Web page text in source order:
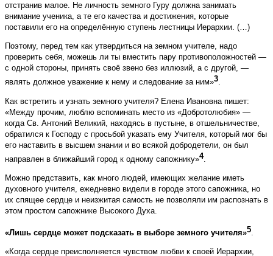
отстранив малое. Не личность земного Гуру должна занимать
внимание ученика, а те его качества и достижения, которые
поставили его на определённую ступень лестницы Иерархии. (…)
Поэтому, перед тем как утвердиться на земном учителе, надо
проверить себя, можешь ли ты вместить пару противоположностей —
с одной стороны, принять своё звено без иллюзий, а с другой, —
являть должное уважение к нему и следование за ним»3.
Как встретить и узнать земного учителя? Елена Ивановна пишет:
«Между прочим, люблю вспоминать место из «Добротолюбия» —
когда Св. Антоний Великий, находясь в пустыне, в отшельничестве,
обратился к Господу с просьбой указать ему Учителя, который мог бы
его наставить в высшем знании и во всякой добродетели, он был
направлен в ближайший город к одному сапожнику»4.
Можно представить, как много людей, имеющих желание иметь
духовного учителя, ежедневно видели в городе этого сапожника, но
их спящее сердце и неизжитая самость не позволяли им распознать в
этом простом сапожнике Высокого Духа.
«Лишь сердце может подсказать в выборе земного учителя»5.
«Когда сердце преисполняется чувством любви к своей Иерархии,